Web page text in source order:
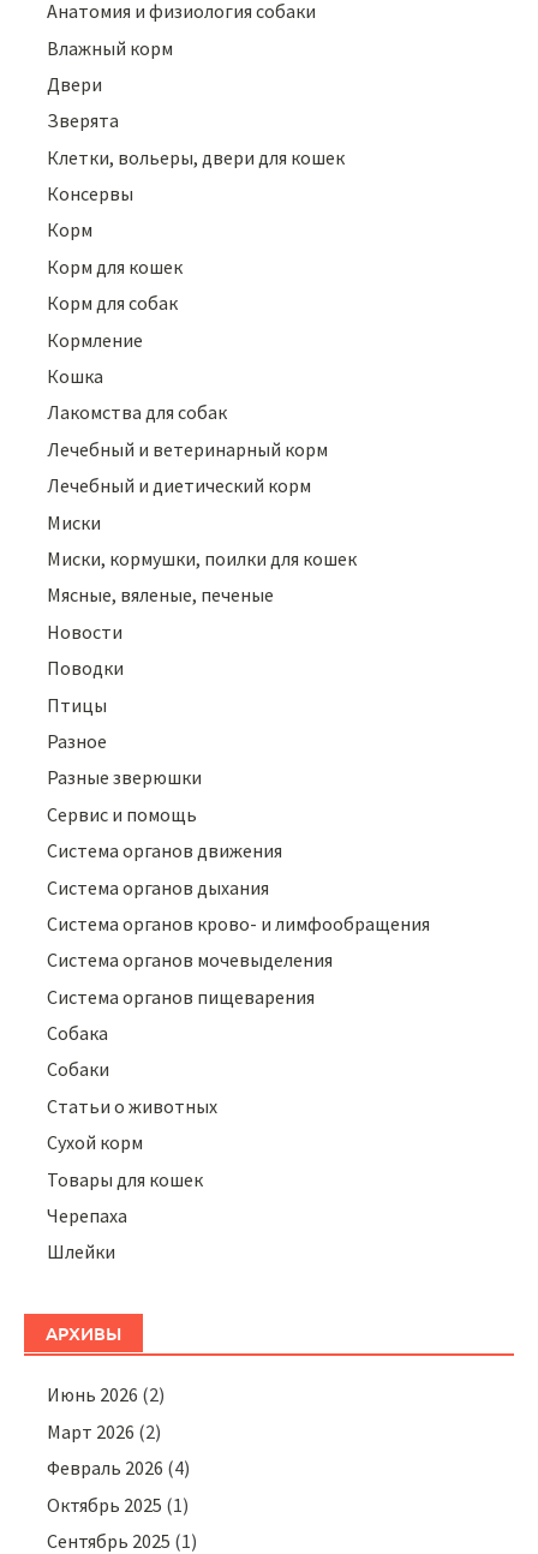
Анатомия и физиология собаки
Влажный корм
Двери
Зверята
Клетки, вольеры, двери для кошек
Консервы
Корм
Корм для кошек
Корм для собак
Кормление
Кошка
Лакомства для собак
Лечебный и ветеринарный корм
Лечебный и диетический корм
Миски
Миски, кормушки, поилки для кошек
Мясные, вяленые, печеные
Новости
Поводки
Птицы
Разное
Разные зверюшки
Сервис и помощь
Система органов движения
Система органов дыхания
Система органов крово- и лимфообращения
Система органов мочевыделения
Система органов пищеварения
Собака
Собаки
Статьи о животных
Сухой корм
Товары для кошек
Черепаха
Шлейки
АРХИВЫ
Июнь 2026 (2)
Март 2026 (2)
Февраль 2026 (4)
Октябрь 2025 (1)
Сентябрь 2025 (1)